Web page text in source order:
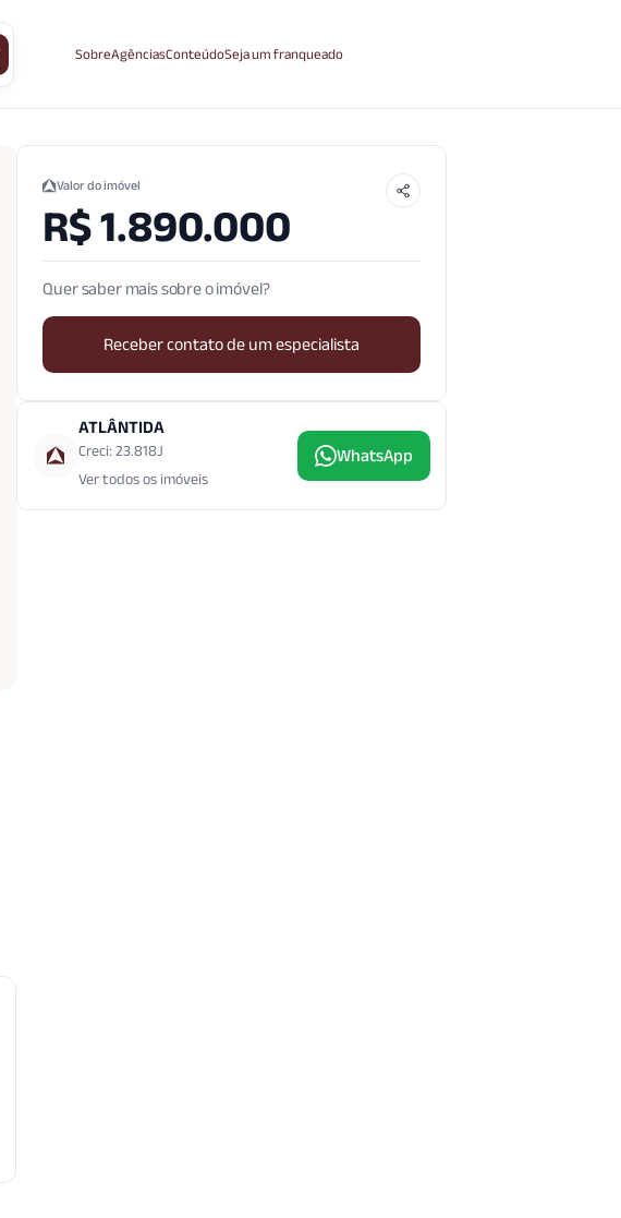
imóvelSobreAgênciasConteúdoSeja um franqueado
Valor do imóvel
R$ 1.890.000
Quer saber mais sobre o imóvel?
Receber contato de um especialista
ATLÂNTIDA
Creci: 23.818J
Ver todos os imóveis
WhatsApp